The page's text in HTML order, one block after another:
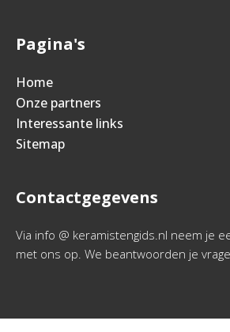
Pagina's
Home
Onze partners
Interessante links
Sitemap
Contactgegevens
Via info @ keramistengids.nl neem je
met ons op. We beantwoorden je